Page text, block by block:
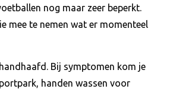
nog maar zeer beperkt.
mee te nemen wat er momenteel
Bij symptomen kom je
handen wassen voor